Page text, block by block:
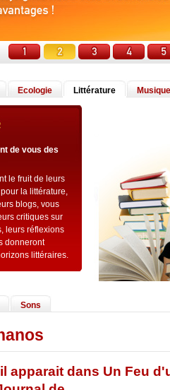
Ecologie Littérature Musique
de vous des
le fruit de leurs
la littérature,
blogs, vous
critiques sur
leurs réflexions
donneront
littéraires.
Sons
apparait dans Un Feu